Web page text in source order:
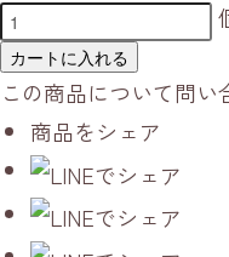
カートに入れる
この商品について問い
商品をシェア